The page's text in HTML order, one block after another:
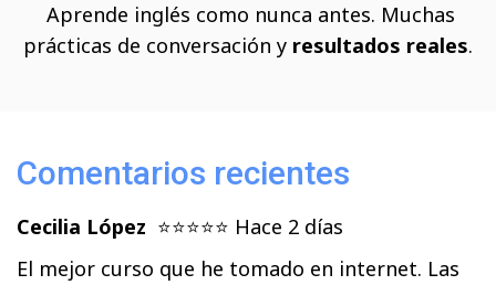
Aprende inglés como nunca antes. Muchas
prácticas de conversación y resultados reales.
Comentarios recientes
Cecilia López ⭐⭐⭐⭐⭐ Hace 2 días
El mejor curso que he tomado en internet. Las